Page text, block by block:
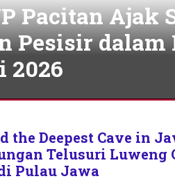
Pacitan Ajak
Pesisir dalam
2026
the Deepest Cave in
Telusuri Luweng
Pulau Jawa